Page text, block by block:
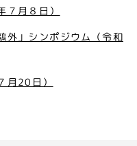
月８日）
外」シンポジウム（令和
月20日）